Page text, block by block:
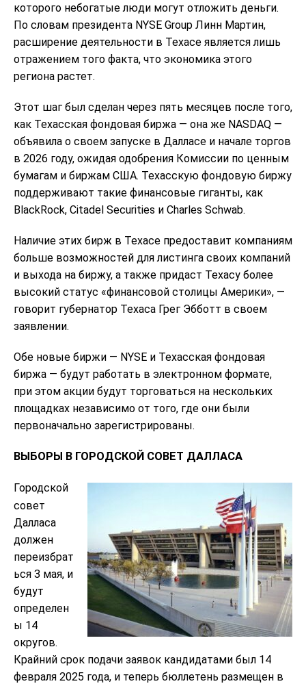
которого небогатые люди могут отложить деньги.
По словам президента NYSE Group Линн Мартин,
расширение деятельности в Техасе является лишь
отражением того факта, что экономика этого
региона растет.
Этот шаг был сделан через пять месяцев после того,
как Техасская фондовая биржа — она же NASDAQ —
объявила о своем запуске в Далласе и начале торгов
в 2026 году, ожидая одобрения Комиссии по ценным
бумагам и биржам США. Техасскую фондовую биржу
поддерживают такие финансовые гиганты, как
BlackRock, Citadel Securities и Charles Schwab.
Наличие этих бирж в Техасе предоставит компаниям
больше возможностей для листинга своих компаний
и выхода на биржу, а также придаст Техасу более
высокий статус «финансовой столицы Америки», —
говорит губернатор Техаса Грег Эбботт в своем
заявлении.
Обе новые биржи — NYSE и Техасская фондовая
биржа — будут работать в электронном формате,
при этом акции будут торговаться на нескольких
площадках независимо от того, где они были
первоначально зарегистрированы.
ВЫБОРЫ В ГОРОДСКОЙ СОВЕТ ДАЛЛАСА
Городской
совет
Далласа
должен
переизбрат
ься 3 мая, и
будут
определен
ы 14
округов.
Крайний срок подачи заявок кандидатами был 14
февраля 2025 года, и теперь бюллетень размещен в